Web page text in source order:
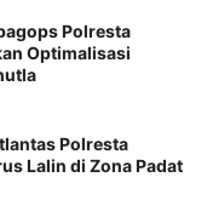
Polresta
Optimalisasi
Polresta
Lalin di Zona Padat